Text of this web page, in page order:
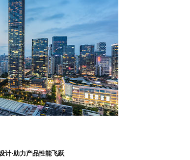
计·助力产品性能飞跃